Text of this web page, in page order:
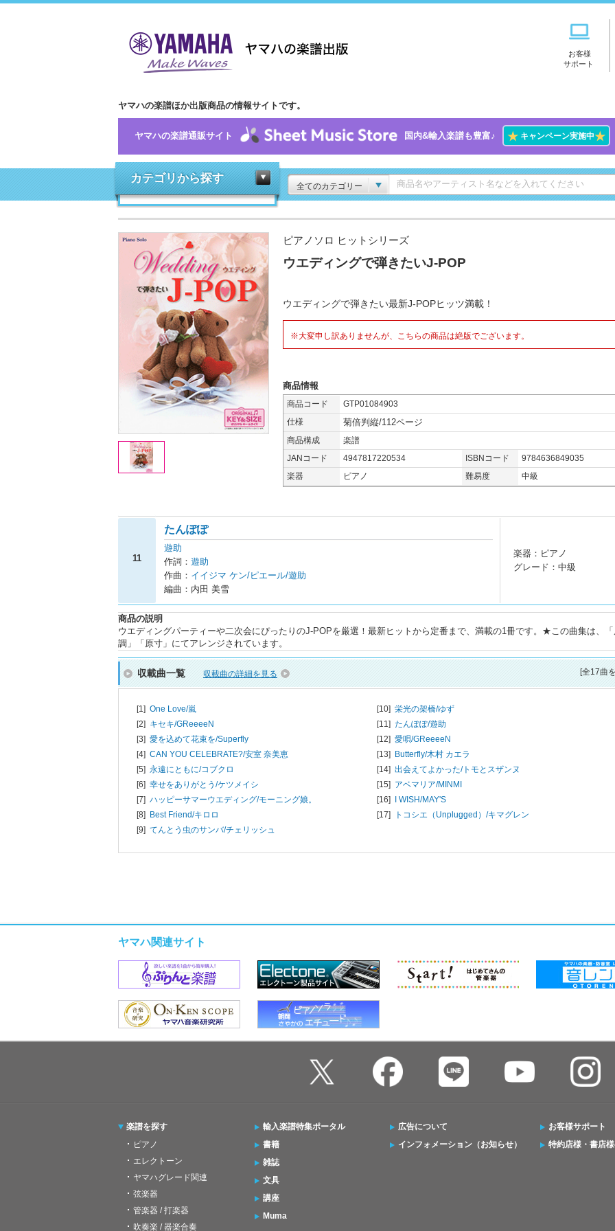
お客様
サポート
ヤマハの楽譜ほか出版商品の情報サイトです。
ヤマハの楽譜通販サイト 国内&輸入楽譜も豊富♪ ★キャンペーン実施中★
カテゴリから探す
全てのカテゴリー
ピアノソロ ヒットシリーズ
ウエディングで弾きたいJ-POP
ウエディングで弾きたい最新J-POPヒッツ満載！
※大変申し訳ありませんが、こちらの商品は絶版でございます。
商品情報
商品コード
GTP01084903
仕様
菊倍判縦/112ページ
商品構成
楽譜
JANコード
4947817220534 ISBNコード
9784636849035
楽器
ピアノ 難易度 中級
11
たんぽぽ
遊助
作詞： 遊助
作曲： イイジマ ケン/ピエール/遊助
編曲：内田 美雪
楽器：ピアノ
グレード：中級
商品の説明
ウエディングパーティーや二次会にぴったりのJ-POPを厳選！最新ヒットから定番まで、満載の1冊です。★この曲集は、
調」「原寸」にてアレンジされています。
収載曲一覧 収載曲の詳細を見る [全17曲
[1] One Love/嵐
[2] キセキ/GReeeeN
[3] 愛を込めて花束を/Superfly
[4] CAN YOU CELEBRATE?/安室 奈美恵
[5] 永遠にともに/コブクロ
[6] 幸せをありがとう/ケツメイシ
[7] ハッピーサマーウエディング/モーニング娘。
[8] Best Friend/キロロ
[9] てんとう虫のサンバ/チェリッシュ
[10] 栄光の架橋/ゆず
[11] たんぽぽ/遊助
[12] 愛唄/GReeeeN
[13] Butterfly/木村 カエラ
[14] 出会えてよかった/トモとスザンヌ
[15] アベマリア/MINMI
[16] I WISH/MAY'S
[17]
トコシエ（Unplugged）/キマグレン
ヤマハ関連サイト
楽譜を探す
ピアノ
エレクトーン
ヤマハグレード関連
弦楽器
管楽器 / 打楽器
吹奏楽 / 器楽合奏
輸入楽譜特集ポータル
書籍
雑誌
文具
講座
Muma
広告について
インフォメーション（お知らせ）
お客様サポート
特約店様・書店